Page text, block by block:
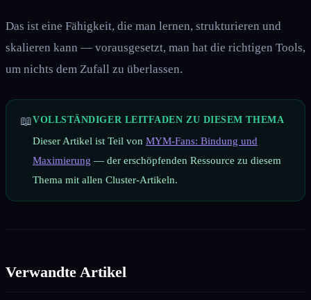
Das ist eine Fähigkeit, die man lernen, strukturieren und
skalieren kann — vorausgesetzt, man hat die richtigen Tools,
um nichts dem Zufall zu überlassen.
📖VOLLSTÄNDIGER LEITFADEN ZU DIESEM THEMA
Dieser Artikel ist Teil von MYM-Fans: Bindung und
Maximierung — der erschöpfenden Ressource zu diesem
Thema mit allen Cluster-Artikeln.
Verwandte Artikel